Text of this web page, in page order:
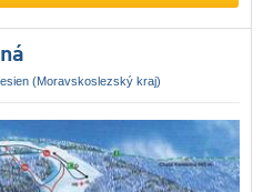
(Moravskoslezský kraj)